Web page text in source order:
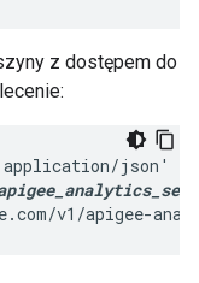
z dostępem do
json' \
v1/apigee-